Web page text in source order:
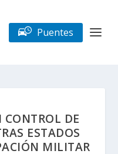
Puentes
DE
ESTADOS
MILITAR